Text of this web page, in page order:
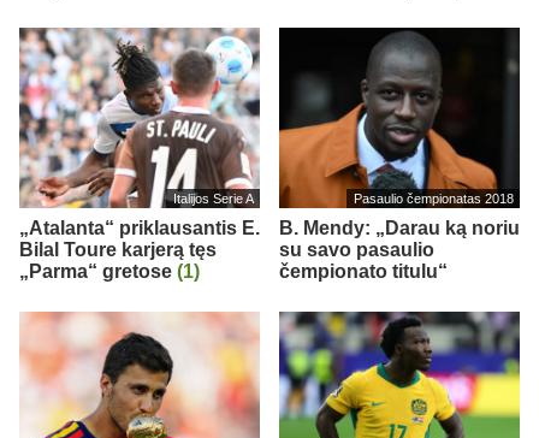
Italijos Serie A
„Atalanta“ priklausantis E.
Bilal Toure karjerą tęs
„Parma“ gretose (1)
Pasaulio čempionatas 2018
B. Mendy: „Darau ką noriu
su savo pasaulio
čempionato titulu“